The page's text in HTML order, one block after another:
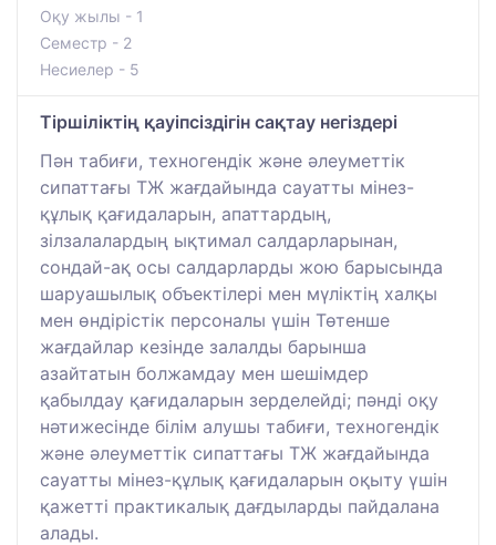
Оқу жылы - 1
Семестр - 2
Несиелер - 5
Тіршіліктің қауіпсіздігін сақтау негіздері
Пән табиғи, техногендік және әлеуметтік
сипаттағы ТЖ жағдайында сауатты мінез-
құлық қағидаларын, апаттардың,
зілзалалардың ықтимал салдарларынан,
сондай-ақ осы салдарларды жою барысында
шаруашылық объектілері мен мүліктің халқы
мен өндірістік персоналы үшін Төтенше
жағдайлар кезінде залалды барынша
азайтатын болжамдау мен шешімдер
қабылдау қағидаларын зерделейді; пәнді оқу
нәтижесінде білім алушы табиғи, техногендік
және әлеуметтік сипаттағы ТЖ жағдайында
сауатты мінез-құлық қағидаларын оқыту үшін
қажетті практикалық дағдыларды пайдалана
алады.